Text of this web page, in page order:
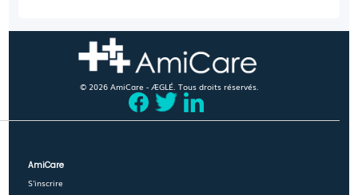
© 2026 AmiCare - ÆGLÉ. Tous droits réservés.
AmiCare
S'inscrire